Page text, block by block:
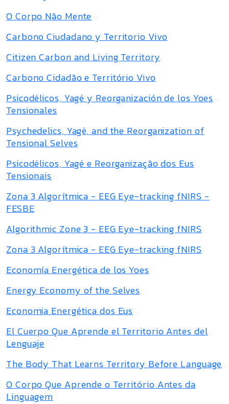
O Corpo Não Mente
Carbono Ciudadano y Territorio Vivo
Citizen Carbon and Living Territory
Carbono Cidadão e Território Vivo
Psicodélicos, Yagé y Reorganización de los Yoes
Tensionales
Psychedelics, Yagé, and the Reorganization of
Tensional Selves
Psicodélicos, Yagé e Reorganização dos Eus
Tensionais
Zona 3 Algorítmica - EEG Eye-tracking fNIRS -
FESBE
Algorithmic Zone 3 - EEG Eye-tracking fNIRS
Zona 3 Algorítmica - EEG Eye-tracking fNIRS
Economía Energética de los Yoes
Energy Economy of the Selves
Economia Energética dos Eus
El Cuerpo Que Aprende el Territorio Antes del
Lenguaje
The Body That Learns Territory Before Language
O Corpo Que Aprende o Território Antes da
Linguagem